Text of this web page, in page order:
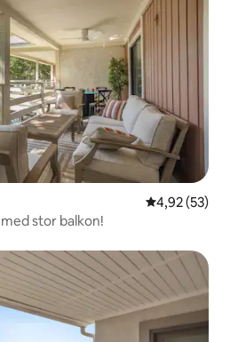
4,92 ud af 5 i
4,92 (53)
stor balkon!